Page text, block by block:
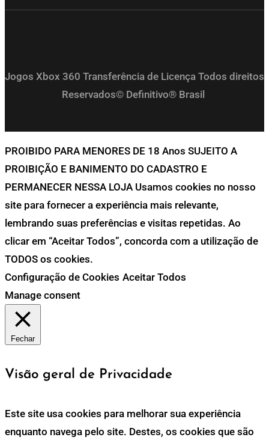
Jogos Xbox 360 Transferência de Licença Todos direitos
Reservados© Definitivo® Brasil
PROIBIDO PARA MENORES DE 18 Anos SUJEITO A
PROIBIÇÃO E BANIMENTO DO CADASTRO E
PERMANECER NESSA LOJA Usamos cookies no nosso
site para fornecer a experiência mais relevante,
lembrando suas preferências e visitas repetidas. Ao
clicar em “Aceitar Todos”, concorda com a utilização de
TODOS os cookies.
Configuração de Cookies Aceitar Todos
Manage consent
Fechar
Visão geral de Privacidade
Este site usa cookies para melhorar sua experiência
enquanto navega pelo site. Destes, os cookies que são